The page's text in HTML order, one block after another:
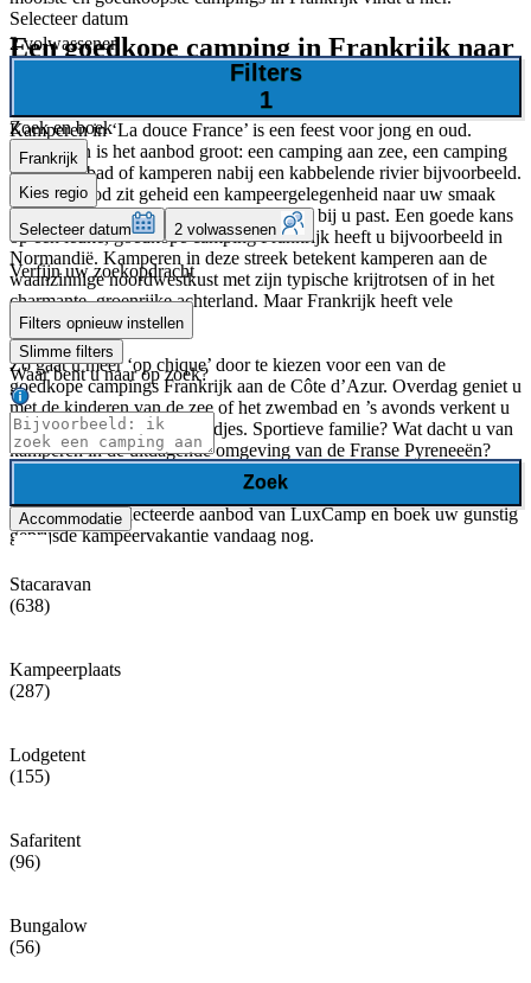
Een goedkope camping in Frankrijk naar
Kamperen in ‘La douce France’ is een feest voor jong en oud.
Bovendien is het aanbod groot: een camping aan zee, een camping
met zwembad of kamperen nabij een kabbelende rivier bijvoorbeeld.
In het aanbod zit geheid een kampeergelegenheid naar uw smaak
en, belangrijker nog, voor het budget dat bij u past. Een goede kans
op een leuke, goedkope camping Frankrijk heeft u bijvoorbeeld in
Normandië. Kamperen in deze streek betekent kamperen aan de
waanzinnige noordwestkust met zijn typische krijtrotsen of in het
charmante, groenrijke achterland. Maar Frankrijk heeft vele
gezichten.
Zo gaat u meer ‘op chique’ door te kiezen voor een van de
goedkope campings Frankrijk aan de Côte d’Azur. Overdag geniet u
met de kinderen van de zee of het zwembad en ’s avonds verkent u
de schilderachtige havenstadjes. Sportieve familie? Wat dacht u van
kamperen in de uitdagende omgeving van de Franse Pyreneeën?
Benieuwd geworden naar de verschillende kampeergebieden in het
favoriete vakantieland van velen? Bekijk hieronder direct het
zorgvuldig geselecteerde aanbod van LuxCamp en boek uw gunstig
geprijsde kampeervakantie vandaag nog.
Selecteer datum
2 volwassenen
Filters
1
Zoek en boek
Frankrijk
Kies regio
Selecteer datum 2 volwassenen
Verfijn uw zoekopdracht
Filters opnieuw instellen
Slimme filters
Waar bent u naar op zoek?
Zoek
Accommodatie
Stacaravan
(638)
Kampeerplaats
(287)
Lodgetent
(155)
Safaritent
(96)
Bungalow
(56)